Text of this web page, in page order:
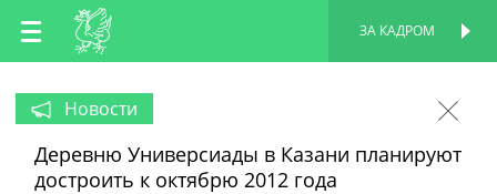
RU
EN
ЗА КАДРОМ
Новости
Деревню Универсиады в Казани планируют
достроить к октябрю 2012 года
ПЕРСОНАЛЬНАЯ